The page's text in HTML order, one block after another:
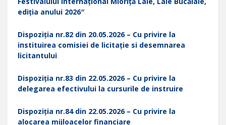
ediția anului 2026″
Dispoziția nr.82 din 20.05.2026 – Сu privire la
iпstituirea comisiei de licitație si dеsеmnаrеа
licitantului
Dispoziția nr.83 din 22.05.2026 – Cu privire la
delegarea efectivului la cursurile de instruire
Dispoziția nr.84 din 22.05.2026 – Cu privire la
alocarea mijloacelor financiare